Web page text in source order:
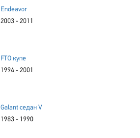
Endeavor
2003 - 2011
FTO купе
1994 - 2001
Galant седан V
1983 - 1990